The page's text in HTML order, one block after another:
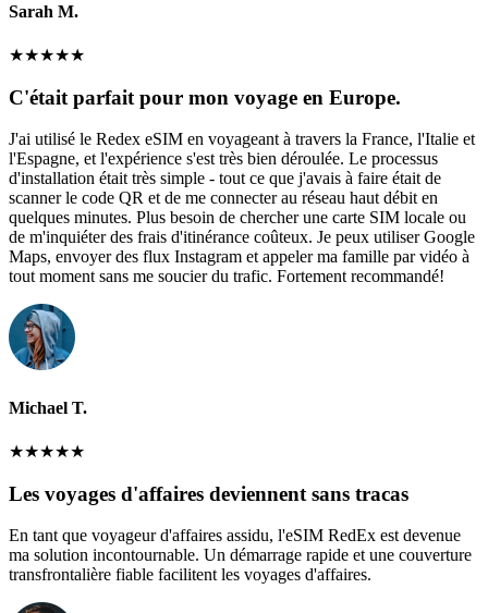
Sarah M.
★★★★★
C'était parfait pour mon voyage en Europe.
J'ai utilisé le Redex eSIM en voyageant à travers la France, l'Italie et
l'Espagne, et l'expérience s'est très bien déroulée. Le processus
d'installation était très simple - tout ce que j'avais à faire était de
scanner le code QR et de me connecter au réseau haut débit en
quelques minutes. Plus besoin de chercher une carte SIM locale ou
de m'inquiéter des frais d'itinérance coûteux. Je peux utiliser Google
Maps, envoyer des flux Instagram et appeler ma famille par vidéo à
tout moment sans me soucier du trafic. Fortement recommandé!
Michael T.
★★★★★
Les voyages d'affaires deviennent sans tracas
En tant que voyageur d'affaires assidu, l'eSIM RedEx est devenue
ma solution incontournable. Un démarrage rapide et une couverture
transfrontalière fiable facilitent les voyages d'affaires.